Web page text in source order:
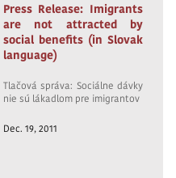
Press Release: Imigrants
are not attracted by
social benefits (in Slovak
language)
Tlačová správa: Sociálne dávky
nie sú lákadlom pre imigrantov
Dec. 19, 2011